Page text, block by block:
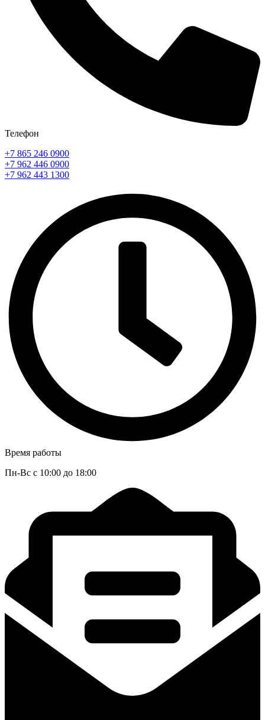
Телефон
+7 865 246 0900
+7 962 446 0900
+7 962 443 1300
Время работы
Пн-Вс с 10:00 до 18:00